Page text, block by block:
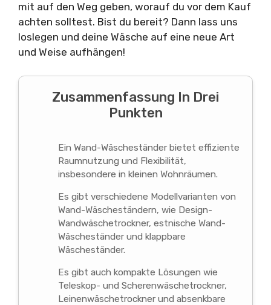
mit auf den Weg geben, worauf du vor dem Kauf
achten solltest. Bist du bereit? Dann lass uns
loslegen und deine Wäsche auf eine neue Art
und Weise aufhängen!
Zusammenfassung In Drei
Punkten
Ein Wand-Wäscheständer bietet effiziente
Raumnutzung und Flexibilität,
insbesondere in kleinen Wohnräumen.
Es gibt verschiedene Modellvarianten von
Wand-Wäscheständern, wie Design-
Wandwäschetrockner, estnische Wand-
Wäscheständer und klappbare
Wäscheständer.
Es gibt auch kompakte Lösungen wie
Teleskop- und Scherenwäschetrockner,
Leinenwäschetrockner und absenkbare